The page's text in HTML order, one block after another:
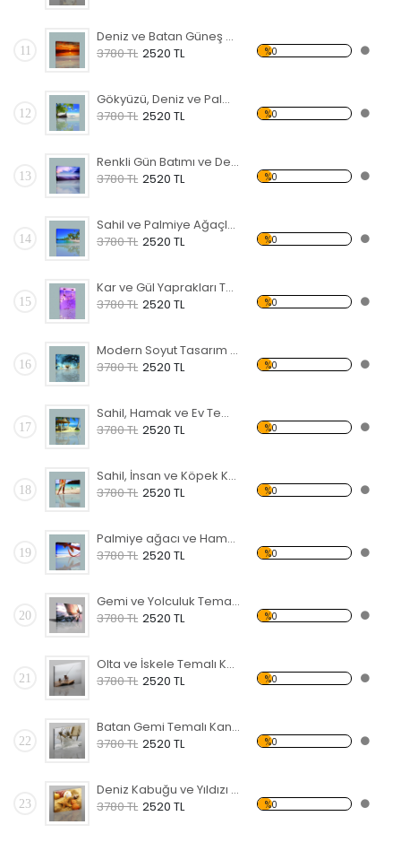
11
Deniz ve Batan Güneş Kanvas Tablo
3780 TL 2520 TL %0
12
Gökyüzü, Deniz ve Palmiyeler Kanvas Tablo
3780 TL 2520 TL %0
13
Renkli Gün Batımı ve Deniz Kanvas Tablo
3780 TL 2520 TL %0
14
Sahil ve Palmiye Ağaçları Kanvas Tablo
3780 TL 2520 TL %0
15
Kar ve Gül Yaprakları Temalı Kanvas Tablo
3780 TL 2520 TL %0
16
Modern Soyut Tasarım 28 Kanvas Tablo
3780 TL 2520 TL %0
17
Sahil, Hamak ve Ev Temalı Kanvas Tablo
3780 TL 2520 TL %0
18
Sahil, İnsan ve Köpek Kanvas Tablo
3780 TL 2520 TL %0
19
Palmiye ağacı ve Hamak Kanvas Tablo
3780 TL 2520 TL %0
20
Gemi ve Yolculuk Temalı Kanvas Tablo
3780 TL 2520 TL %0
21
Olta ve İskele Temalı Kanvas Tablo
3780 TL 2520 TL %0
22
Batan Gemi Temalı Kanvas Tablo
3780 TL 2520 TL %0
23
Deniz Kabuğu ve Yıldızı Kanvas Tablo
3780 TL 2520 TL %0